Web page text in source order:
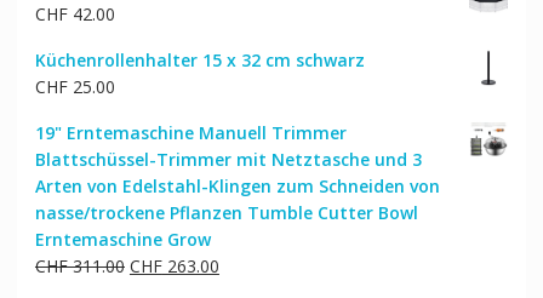
CHF42.00
Küchenrollenhalter 15 x 32 cm schwarz
CHF25.00
19" Erntemaschine Manuell Trimmer
Blattschüssel-Trimmer mit Netztasche und 3
Arten von Edelstahl-Klingen zum Schneiden von
nasse/trockene Pflanzen Tumble Cutter Bowl
Erntemaschine Grow
CHF311.00 Ursprünglicher
CHF263.00Aktueller